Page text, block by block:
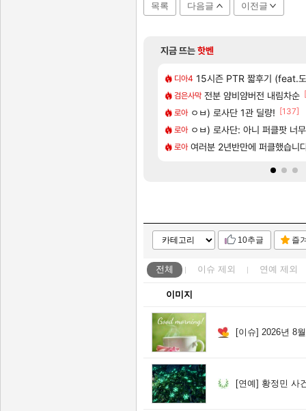
목록 다음글 이전글
지금 뜨는핫벤
디아4 15시즌 PTR 짧후기 (feat.
검은사막 전분 얌비얌버전 내림차순
로아 ㅇㅂ) 로사단 1관 딜량! [137]
로아 ㅇㅂ) 로사단: 아니 퍼클팟 너무
로아 여러분 2년반만에 퍼클했습니
섭컬겜 넷마블, 신작 서브컬쳐 게임 [펄
리밋제로 테스트 때는 로비에 온라인
실팰 렙 올리니까 주인공도 세네
PV 비스트 오브 리인카네이션 오픈
비스트 챕터별 길찾기/지도 공략 (1
10추글 즐
전체 이슈 제외 연예 제외
이미지
[이슈] 2026년 8월
[연예] 황정민 사